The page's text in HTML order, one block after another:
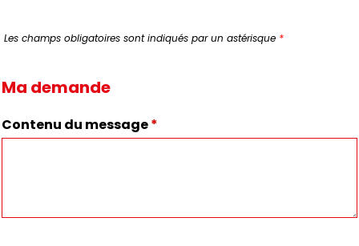
Les champs obligatoires sont indiqués par un astérisque *
Ma demande
Contenu du message*